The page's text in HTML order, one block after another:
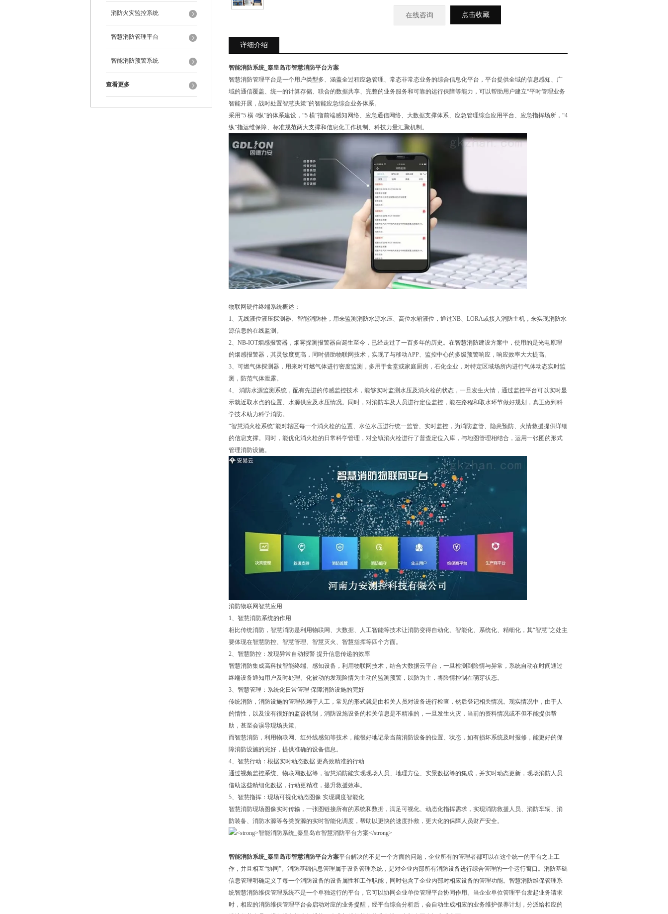
消防火灾监控系统
智慧消防管理平台
智能消防预警系统
查看更多
在线咨询 点击收藏
详细介绍
智能消防系统_秦皇岛市智慧消防平台方案
智慧消防管理平台是一个用户类型多、涵盖全过程应急管理、常态非常态业务的综合信息化平台，平台提供全域的信息感知、广
域的通信覆盖、统一的计算存储、联合的数据共享、完整的业务服务和可靠的运行保障等能力，可以帮助用户建立“平时管理业务
智能开展，战时处置智慧决策”的智能应急综合业务体系。
采用“5 横 4纵”的体系建设，“5 横”指前端感知网络、应急通信网络、大数据支撑体系、应急管理综合应用平台、应急指挥场所，“4
纵”指运维保障、标准规范两大支撑和信息化工作机制、科技力量汇聚机制。
物联网硬件终端系统概述：
1、无线液位液压探测器、智能消防栓，用来监测消防水源水压、高位水箱液位，通过NB、LORA或接入消防主机，来实现消防水
源信息的在线监测。
2、NB-IOT烟感报警器，烟雾探测报警器自诞生至今，已经走过了一百多年的历史。在智慧消防建设方案中，使用的是光电原理
的烟感报警器，其灵敏度更高，同时借助物联网技术，实现了与移动APP、监控中心的多级预警响应，响应效率大大提高。
3、可燃气体探测器，用来对可燃气体进行密度监测，多用于食堂或家庭厨房，石化企业，对特定区域场所内进行气体动态实时监
测，防范气体泄露。
4、 消防水源监测系统，配有先进的传感监控技术，能够实时监测水压及消火栓的状态，一旦发生火情，通过监控平台可以实时显
示就近取水点的位置、水源供应及水压情况。同时，对消防车及人员进行定位监控，能在路程和取水环节做好规划，真正做到科
学技术助力科学消防。
“智慧消火栓系统”能对辖区每一个消火栓的位置、水位水压进行统一监管、实时监控，为消防监管、隐患预防、火情救援提供详细
的信息支撑。同时，能优化消火栓的日常科学管理，对全镇消火栓进行了普查定位入库，与地图管理相结合，运用一张图的形式
管理消防设施。
消防物联网智慧应用
1、智慧消防系统的作用
相比传统消防，智慧消防是利用物联网、大数据、人工智能等技术让消防变得自动化、智能化、系统化、精细化，其“智慧”之处主
要体现在智慧防控、智慧管理、智慧灭火、智慧指挥等四个方面。
2、智慧防控：发现异常自动报警 提升信息传递的效率
智慧消防集成高科技智能终端、感知设备，利用物联网技术，结合大数据云平台，一旦检测到险情与异常，系统自动在时间通过
终端设备通知用户及时处理。化被动的发现险情为主动的监测预警，以防为主，将险情控制在萌芽状态。
3、智慧管理：系统化日常管理 保障消防设施的完好
传统消防，消防设施的管理依赖于人工，常见的形式就是由相关人员对设备进行检查，然后登记相关情况。现实情况中，由于人
的惰性，以及没有很好的监督机制，消防设施设备的相关信息是不精准的，一旦发生火灾，当前的资料情况或不但不能提供帮
助，甚至会误导现场决策。
而智慧消防，利用物联网、红外线感知等技术，能很好地记录当前消防设备的位置、状态，如有损坏系统及时报修，能更好的保
障消防设施的完好，提供准确的设备信息。
4、智慧行动：根据实时动态数据 更高效精准的行动
通过视频监控系统、物联网数据等，智慧消防能实现现场人员、地理方位、实景数据等的集成，并实时动态更新，现场消防人员
借助这些精细化数据，行动更精准，提升救援效率。
5、智慧指挥：现场可视化动态图像 实现调度智能化
智慧消防现场图像实时传输，一张图链接所有的系统和数据，满足可视化、动态化指挥需求，实现消防救援人员、消防车辆、消
防装备、消防水源等各类资源的实时智能化调度，帮助以更快的速度扑救，更大化的保障人员财产安全。
智能消防系统_秦皇岛市智慧消防平台方案平台解决的不是一个方面的问题，企业所有的管理者都可以在这个统一的平台之上工
作，并且相互“协同”。消防基础信息管理属于设备管理系统，是对企业内部所有消防设备进行综合管理的一个运行窗口。消防基础
信息管理明确定义了每一个消防设备的设备属性和工作职能，同时包含了企业内部对相应设备的管理功能。智慧消防维保管理系
统智慧消防维保管理系统不是一个单独运行的平台，它可以协同企业单位管理平台协同作用。当企业单位管理平台发起业务请求
时，相应的消防维保管理平台会启动对应的业务提醒，经平台综合分析后，会自动生成相应的业务维护保养计划，分派给相应的